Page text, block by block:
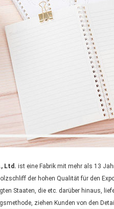
Ltd. ist eine Fabrik mit mehr als 13
der hohen Qualität für den
Staaten, die etc. darüber hinaus,
ziehen Kunden von den